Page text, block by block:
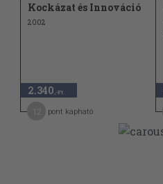
Kockázat és Innováció
2002
2.340 ,-Ft
pont kapható